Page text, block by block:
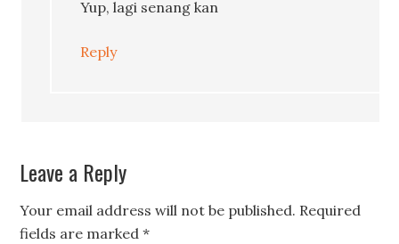
Yup, lagi senang kan
Reply
Leave a Reply
Your email address will not be published. Required
fields are marked*